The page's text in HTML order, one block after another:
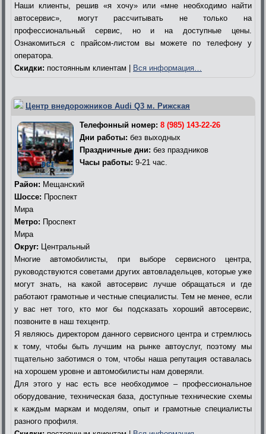
Наши клиенты, решив «я хочу» или «мне необходимо найти
автосервис», могут рассчитывать не только на
профессиональный сервис, но и на доступные цены.
Ознакомиться с прайсом-листом вы можете по телефону у
оператора.
Скидки: постоянным клиентам | Вся информация…
Центр внедорожников Audi Q3 м. Рижская
Телефонный номер: 8 (985) 143-22-26
Дни работы: без выходных
Праздничные дни: без праздников
Часы работы: 9-21 час.
Район: Мещанский
Шоссе: Проспект
Мира
Метро: Проспект
Мира
Округ: Центральный
Многие автомобилисты, при выборе сервисного центра,
руководствуются советами других автовладельцев, которые уже
могут знать, на какой автосервис лучше обращаться и где
работают грамотные и честные специалисты. Тем не менее, если
у вас нет того, кто мог бы подсказать хороший автосервис,
позвоните в наш техцентр.
Я являюсь директором данного сервисного центра и стремлюсь
к тому, чтобы быть лучшим на рынке автоуслуг, поэтому мы
тщательно заботимся о том, чтобы наша репутация оставалась
на хорошем уровне и автомобилисты нам доверяли.
Для этого у нас есть все необходимое – профессиональное
оборудование, техническая база, доступные технические схемы
к каждым маркам и моделям, опыт и грамотные специалисты
разного профиля.